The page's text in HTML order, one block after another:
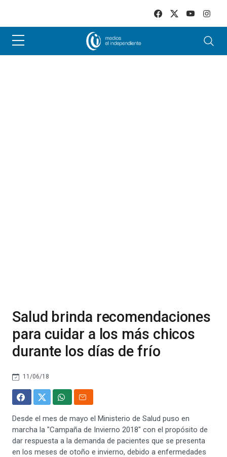
Salud brinda recomendaciones
para cuidar a los más chicos
durante los días de frío
11/06/18
Desde el mes de mayo el Ministerio de Salud puso en
marcha la "Campaña de Invierno 2018" con el propósito de
dar respuesta a la demanda de pacientes que se presenta
en los meses de otoño e invierno, debido a enfermedades